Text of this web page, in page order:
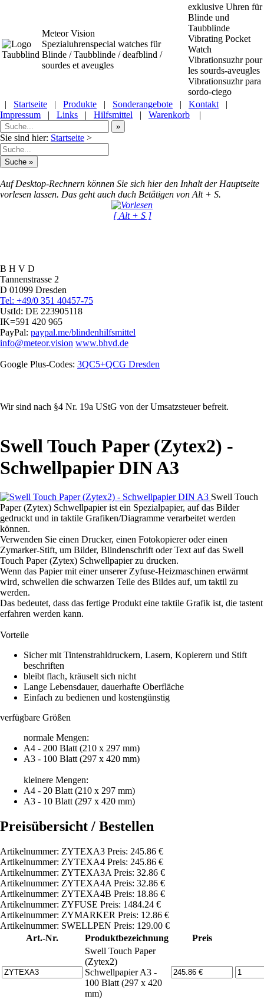
Meteor Vision
Spezialuhrenspecial watches für
Blinde / Taubblinde / deafblind /
sourdes et aveugles
exklusive Uhren für
Blinde und
Taubblinde
Vibrating Pocket
Watch
Vibrationsuzhr pour
les sourds-aveugles
Vibrationsuzhr para
sordo-ciego
|
Startseite | Produkte | Sonderangebote | Kontakt
|
Impressum
| Links | Hilfsmittel | Warenkorb |
Sie sind hier: Startseite >
Auf Desktop-Rechnern können Sie sich hier den Inhalt der Hauptseite
vorlesen lassen. Das geht auch duch Betätigen von Alt + S.
[ Alt + S ]
B H V D
Tannenstrasse 2
D 01099 Dresden
Tel: +49/0 351 40457-75
UstId: DE 223905118
IK=591 420 965
PayPal: paypal.me/blindenhilfsmittel
info@meteor.vision www.bhvd.de
Google Plus-Codes: 3QC5+QCG Dresden
Wir sind nach §4 Nr. 19a UStG von der Umsatzsteuer befreit.
Swell Touch Paper (Zytex2) -
Schwellpapier DIN A3
Swell Touch
Paper (Zytex) Schwellpapier ist ein Spezialpapier, auf das Bilder
gedruckt und in taktile Grafiken/Diagramme verarbeitet werden
können.
Verwenden Sie einen Drucker, einen Fotokopierer oder einen
Zymarker-Stift, um Bilder, Blindenschrift oder Text auf das Swell
Touch Paper (Zytex) Schwellpapier zu drucken.
Wenn das Papier mit einer unserer Zyfuse-Heizmaschinen erwärmt
wird, schwellen die schwarzen Teile des Bildes auf, um taktil zu
werden.
Das bedeutet, dass das fertige Produkt eine taktile Grafik ist, die tastent
erfahren werden kann.
Vorteile
Sicher mit Tintenstrahldruckern, Lasern, Kopierern und Stift
beschriften
bleibt flach, kräuselt sich nicht
Lange Lebensdauer, dauerhafte Oberfläche
Einfach zu bedienen und kostengünstig
verfügbare Größen
normale Mengen:
A4 - 200 Blatt (210 x 297 mm)
A3 - 100 Blatt (297 x 420 mm)
kleinere Mengen:
A4 - 20 Blatt (210 x 297 mm)
A3 - 10 Blatt (297 x 420 mm)
Preisübersicht / Bestellen
Artikelnummer: ZYTEXA3 Preis: 245.86 €
Artikelnummer: ZYTEXA4 Preis: 245.86 €
Artikelnummer: ZYTEXA3A Preis: 32.86 €
Artikelnummer: ZYTEXA4A Preis: 32.86 €
Artikelnummer: ZYTEXA4B Preis: 18.86 €
Artikelnummer: ZYFUSE Preis: 1484.24 €
Artikelnummer: ZYMARKER Preis: 12.86 €
Artikelnummer: SWELLPEN Preis: 129.00 €
Art.-Nr.
Produktbezeichnung
Preis
Swell Touch Paper
(Zytex2)
Schwellpapier A3 -
100 Blatt (297 x 420
mm)